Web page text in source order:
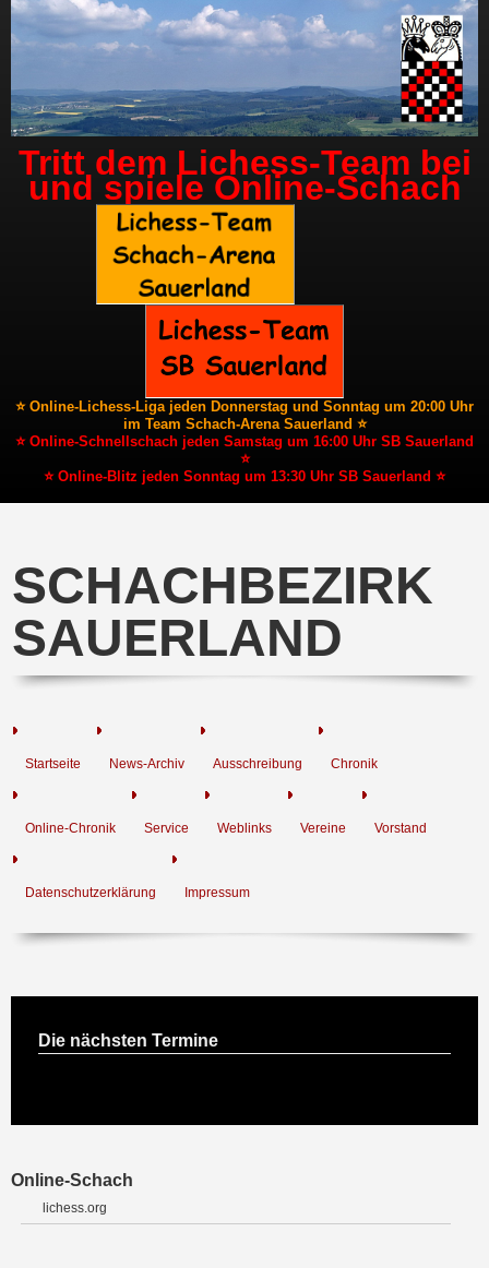
Tritt dem Lichess-Team bei
und spiele Online-Schach
⭐ Online-Lichess-Liga jeden Donnerstag und Sonntag um 20:00 Uhr
im Team Schach-Arena Sauerland ⭐
⭐ Online-Schnellschach jeden Samstag um 16:00 Uhr SB Sauerland
⭐
⭐ Online-Blitz jeden Sonntag um 13:30 Uhr SB Sauerland ⭐
SCHACHBEZIRK
SAUERLAND
Startseite News-Archiv Ausschreibung Chronik
Online-Chronik Service Weblinks Vereine Vorstand
Datenschutzerklärung Impressum
Die nächsten Termine
Online-Schach
lichess.org